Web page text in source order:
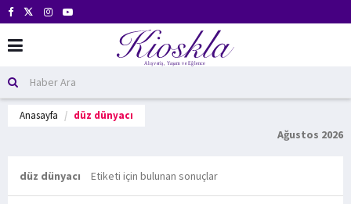
Anasayfa düz dünyacı
Ağustos 2026
düz dünyacı Etiketi için bulunan sonuçlar